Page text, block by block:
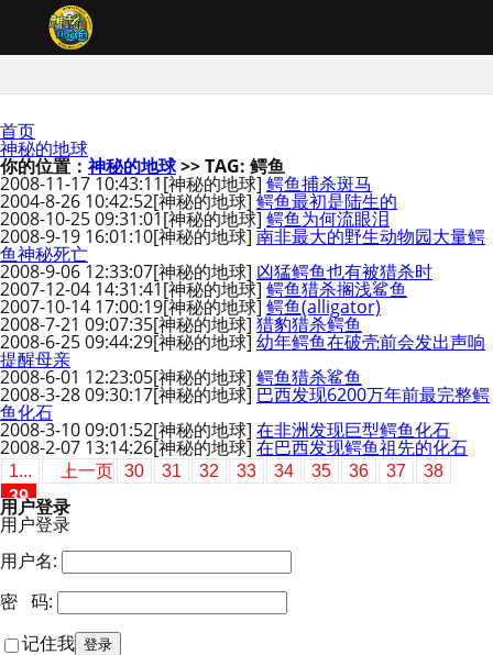
首页
神秘的地球
你的位置：神秘的地球>> TAG: 鳄鱼
2008-11-17 10:43:11[神秘的地球] 鳄鱼捕杀斑马
2004-8-26 10:42:52[神秘的地球] 鳄鱼最初是陆生的
2008-10-25 09:31:01[神秘的地球] 鳄鱼为何流眼泪
2008-9-19 16:01:10[神秘的地球] 南非最大的野生动物园大量鳄
鱼神秘死亡
2008-9-06 12:33:07[神秘的地球] 凶猛鳄鱼也有被猎杀时
2007-12-04 14:31:41[神秘的地球] 鳄鱼猎杀搁浅鲨鱼
2007-10-14 17:00:19[神秘的地球] 鳄鱼(alligator)
2008-7-21 09:07:35[神秘的地球] 猎豹猎杀鳄鱼
2008-6-25 09:44:29[神秘的地球] 幼年鳄鱼在破壳前会发出声响
提醒母亲
2008-6-01 12:23:05[神秘的地球] 鳄鱼猎杀鲨鱼
2008-3-28 09:30:17[神秘的地球] 巴西发现6200万年前最完整鳄
鱼化石
2008-3-10 09:01:52[神秘的地球] 在非洲发现巨型鳄鱼化石
2008-2-07 13:14:26[神秘的地球] 在巴西发现鳄鱼祖先的化石
1... 上一页 30 31 32 33 34 35 36 37
38
39
用户登录
用户登录
用户名:
密 码:
记住我